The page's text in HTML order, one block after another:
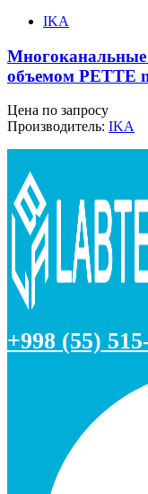
IKA
Многоканальные
объемом PETTE
Цена по запросу
Производитель: IKA
+998 (55)